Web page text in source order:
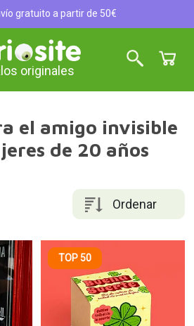
gratuito a partir de 50€
originales
el amigo invisible
de 20 años
Ordenar
TOP 50